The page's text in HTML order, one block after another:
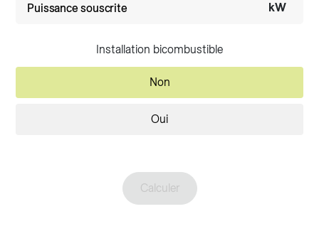
Puissance souscrite kW
Installation bicombustible
Non
Oui
Calculer